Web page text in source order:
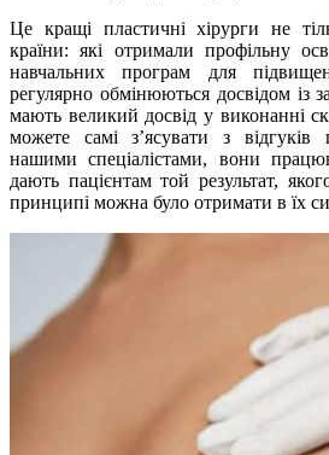
Це кращі пластичні хірурги не
країни: які отримали профільну
навчальних програм для
регулярно обмінюються досвідом із
мають великий досвід у виконанні
можете самі з’ясувати з
нашими спеціалістами, вони
дають пацієнтам той результат,
принципі можна було отримати в їх